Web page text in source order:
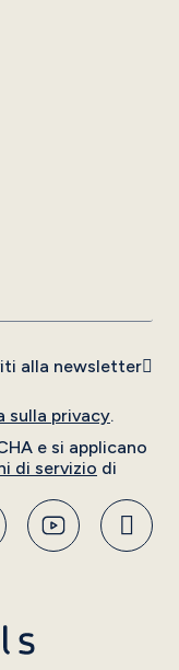
sulla privacy.
e si applicano
di servizio di
alla newsletter